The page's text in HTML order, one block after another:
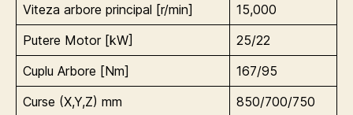
Viteza arbore principal [r/min]
15,000
Putere Motor [kW]
25/22
Cuplu Arbore [Nm]
167/95
Curse (X,Y,Z) mm
850/700/750